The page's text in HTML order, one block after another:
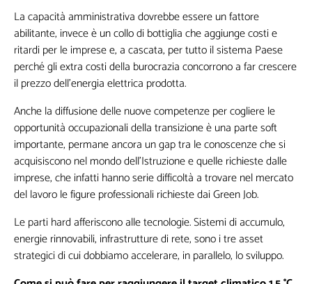
La capacità amministrativa dovrebbe essere un fattore
abilitante, invece è un collo di bottiglia che aggiunge costi e
ritardi per le imprese e, a cascata, per tutto il sistema Paese
perché gli extra costi della burocrazia concorrono a far crescere
il prezzo dell’energia elettrica prodotta.
Anche la diffusione delle nuove competenze per cogliere le
opportunità occupazionali della transizione è una parte soft
importante, permane ancora un gap tra le conoscenze che si
acquisiscono nel mondo dell’Istruzione e quelle richieste dalle
imprese, che infatti hanno serie difficoltà a trovare nel mercato
del lavoro le figure professionali richieste dai Green Job.
Le parti hard afferiscono alle tecnologie. Sistemi di accumulo,
energie rinnovabili, infrastrutture di rete, sono i tre asset
strategici di cui dobbiamo accelerare, in parallelo, lo sviluppo.